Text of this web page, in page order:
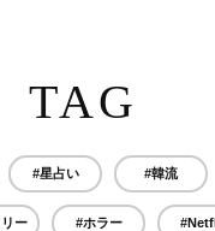
TAG
#星占い #韓流
ー #ホラー